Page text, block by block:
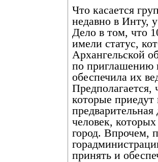
Что касается
недавно в Инту,
Дело в том, что
имели статус,
Архангельской
по приглашению
обеспечила их
Предполагается,
которые
предварительная
человек,
город. Впрочем,
принять и